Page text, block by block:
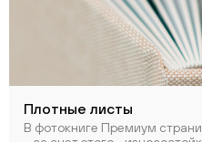
Плотные листы
В фотокниге Премиум